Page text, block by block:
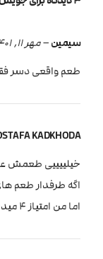
سیمین–مهر 11, 1401
طعم واقعی دسر
KADKHODA
خیلییییی طعمش
اگه طرفدار طعم
اما من امتیاز ۴ میدم به این خاطر که یکم شیرینه. به نظرم. میتونس کمتر شیرین باشه. اما در مجموع من دوباره خریدم 😚